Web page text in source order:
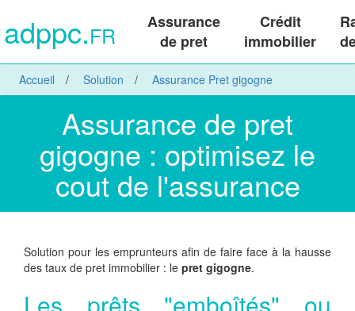
adppc.FR
Assurance
de pret
Crédit
immobilier
Accueil Solution Assurance Pret gigogne
Assurance de pret
gigogne : optimisez le
cout de l'assurance
Solution pour les emprunteurs afin de faire face à la hausse
des taux de pret immobilier : le pret gigogne.